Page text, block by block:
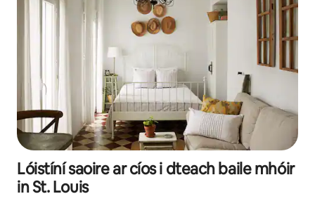
Lóistíní saoire ar cíos i dteach baile mhóir
in St. Louis